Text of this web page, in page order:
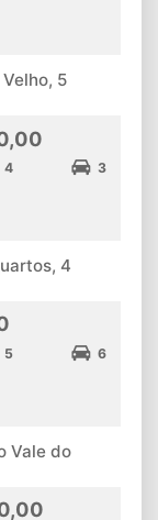
5
4 3
4
5 6
Vale do